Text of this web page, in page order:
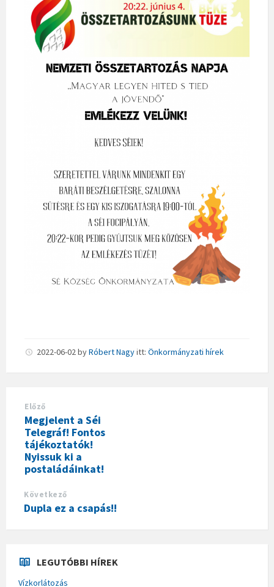
2022-06-02byRóbert Nagyitt: Önkormányzati hírek
Előző
Megjelent a Séi
Telegráf! Fontos
tájékoztatók!
Nyissuk ki a
postaládáinkat!
Következő
Dupla ez a csapás!!
LEGUTÓBBI HÍREK
Vízkorlátozás